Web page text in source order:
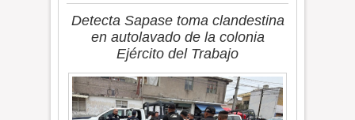
Detecta Sapase toma clandestina
en autolavado de la colonia
Ejército del Trabajo